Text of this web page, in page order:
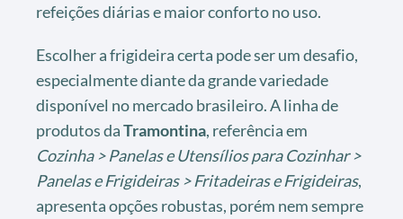
refeições diárias e maior conforto no uso.
Escolher a frigideira certa pode ser um desafio,
especialmente diante da grande variedade
disponível no mercado brasileiro. A linha de
produtos daTramontina, referência em
Cozinha > Panelas e Utensílios para Cozinhar >
Panelas e Frigideiras > Fritadeiras e Frigideiras,
apresenta opções robustas, porém nem sempre